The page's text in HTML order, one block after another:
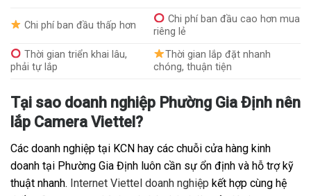
Chi phí ban đầu thấp hơn
Chi phí ban đầu cao hơn mua
riêng lẻ
Thời gian triển khai lâu,
phải tự lắp
Thời gian lắp đặt nhanh
chóng, thuận tiện
Tại sao doanh nghiệp Phường Gia Định nên
lắp Camera Viettel?
Các doanh nghiệp tại KCN hay các chuỗi cửa hàng kinh
doanh tại Phường Gia Định luôn cần sự ổn định và hỗ trợ kỹ
thuật nhanh. Internet Viettel doanh nghiệp kết hợp cùng hệ